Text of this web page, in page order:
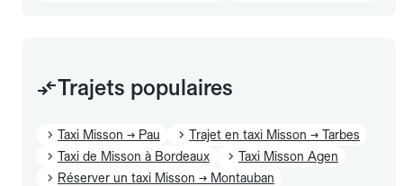
Trajets populaires
Taxi Misson → Pau
Trajet en taxi Misson → Tarbes
Taxi de Misson à Bordeaux
Taxi Misson Agen
Réserver un taxi Misson → Montauban